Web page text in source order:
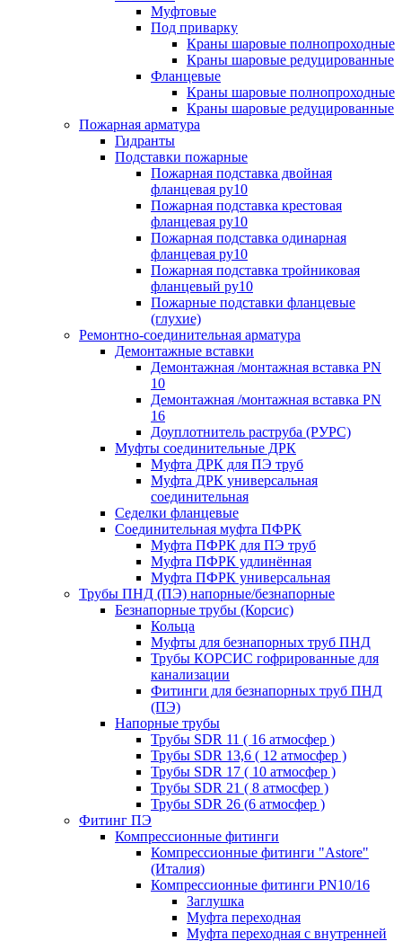
Муфтовые
Под приварку
Краны шаровые полнопроходные
Краны шаровые редуцированные
Фланцевые
Краны шаровые полнопроходные
Краны шаровые редуцированные
Пожарная арматура
Гидранты
Подставки пожарные
Пожарная подставка двойная
фланцевая ру10
Пожарная подставка крестовая
фланцевая ру10
Пожарная подставка одинарная
фланцевая ру10
Пожарная подставка тройниковая
фланцевый ру10
Пожарные подставки фланцевые
(глухие)
Ремонтно-соединительная арматура
Демонтажные вставки
Демонтажная /монтажная вставка PN
10
Демонтажная /монтажная вставка PN
16
Доуплотнитель раструба (РУРС)
Муфты соединительные ДРК
Муфта ДРК для ПЭ труб
Муфта ДРК универсальная
соединительная
Седелки фланцевые
Соединительная муфта ПФРК
Муфта ПФРК для ПЭ труб
Муфта ПФРК удлинённая
Муфта ПФРК универсальная
Трубы ПНД (ПЭ) напорные/безнапорные
Безнапорные трубы (Корсис)
Кольца
Муфты для безнапорных труб ПНД
Трубы КОРСИС гофрированные для
канализации
Фитинги для безнапорных труб ПНД
(ПЭ)
Напорные трубы
Трубы SDR 11 ( 16 атмосфер )
Трубы SDR 13,6 ( 12 атмосфер )
Трубы SDR 17 ( 10 атмосфер )
Трубы SDR 21 ( 8 атмосфер )
Трубы SDR 26 (6 атмосфер )
Фитинг ПЭ
Компрессионные фитинги
Компрессионные фитинги "Astore"
(Италия)
Компрессионные фитинги PN10/16
Заглушка
Муфта переходная
Муфта переходная с внутренней